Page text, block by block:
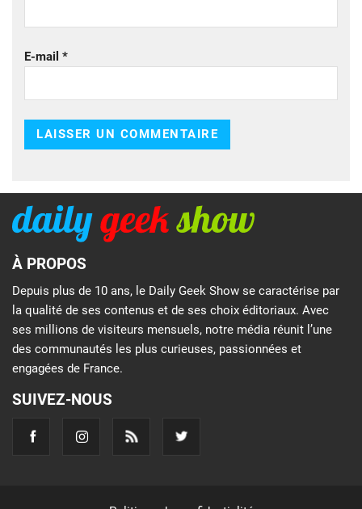
E-mail *
À PROPOS
Depuis plus de 10 ans, le Daily Geek Show se caractérise par
la qualité de ses contenus et de ses choix éditoriaux. Avec
ses millions de visiteurs mensuels, notre média réunit l’une
des communautés les plus curieuses, passionnées et
engagées de France.
SUIVEZ-NOUS